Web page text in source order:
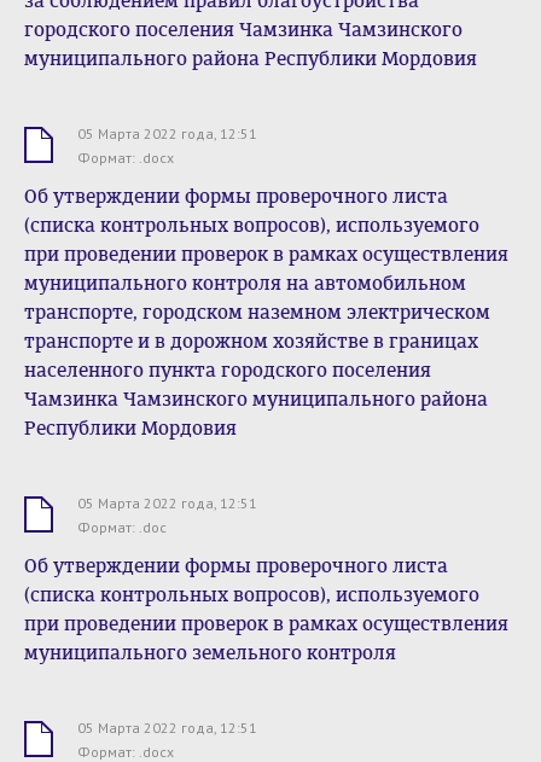
городского поселения Чамзинка Чамзинского
муниципального района Республики Мордовия
05 Марта 2022 года, 12:51
Формат: .docx
Об утверждении формы проверочного листа
(списка контрольных вопросов), используемого
при проведении проверок в рамках осуществления
муниципального контроля на автомобильном
транспорте, городском наземном электрическом
транспорте и в дорожном хозяйстве в границах
населенного пункта городского поселения
Чамзинка Чамзинского муниципального района
Республики Мордовия
05 Марта 2022 года, 12:51
Формат: .doc
Об утверждении формы проверочного листа
(списка контрольных вопросов), используемого
при проведении проверок в рамках осуществления
муниципального земельного контроля
05 Марта 2022 года, 12:51
Формат: .docx